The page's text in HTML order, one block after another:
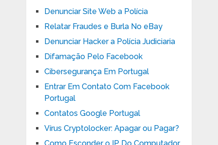
Denunciar Site Web a Polícia
Relatar Fraudes e Burla No eBay
Denunciar Hacker a Polícia Judiciaria
Difamação Pelo Facebook
Cibersegurança Em Portugal
Entrar Em Contato Com Facebook
Portugal
Contatos Google Portugal
Vírus Cryptolocker: Apagar ou Pagar?